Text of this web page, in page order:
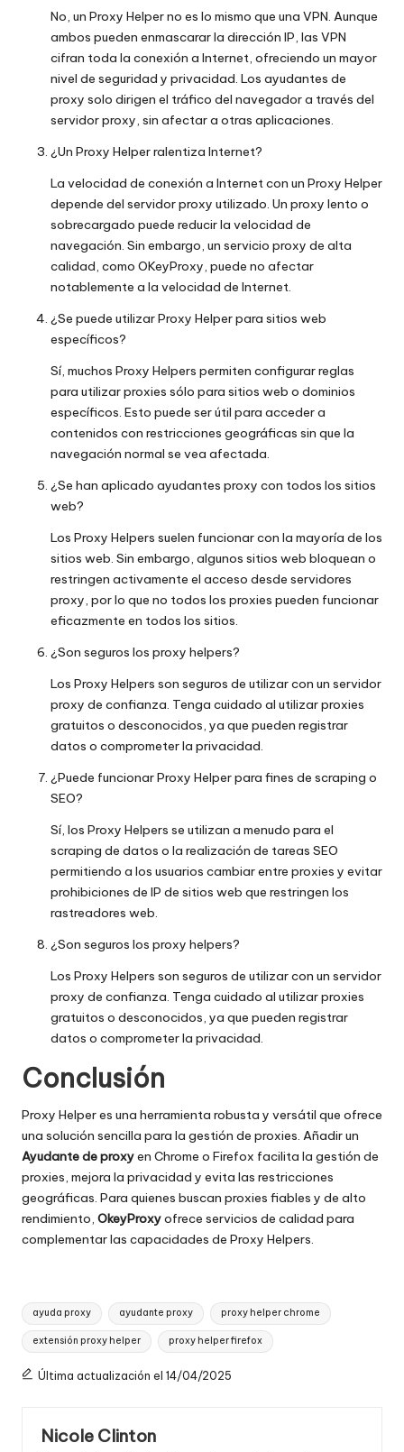
No, un Proxy Helper no es lo mismo que una VPN. Aunque
ambos pueden enmascarar la dirección IP, las VPN
cifran toda la conexión a Internet, ofreciendo un mayor
nivel de seguridad y privacidad. Los ayudantes de
proxy solo dirigen el tráfico del navegador a través del
servidor proxy, sin afectar a otras aplicaciones.
¿Un Proxy Helper ralentiza Internet?
La velocidad de conexión a Internet con un Proxy Helper
depende del servidor proxy utilizado. Un proxy lento o
sobrecargado puede reducir la velocidad de
navegación. Sin embargo, un servicio proxy de alta
calidad, como OKeyProxy, puede no afectar
notablemente a la velocidad de Internet.
¿Se puede utilizar Proxy Helper para sitios web
específicos?
Sí, muchos Proxy Helpers permiten configurar reglas
para utilizar proxies sólo para sitios web o dominios
específicos. Esto puede ser útil para acceder a
contenidos con restricciones geográficas sin que la
navegación normal se vea afectada.
¿Se han aplicado ayudantes proxy con todos los sitios
web?
Los Proxy Helpers suelen funcionar con la mayoría de los
sitios web. Sin embargo, algunos sitios web bloquean o
restringen activamente el acceso desde servidores
proxy, por lo que no todos los proxies pueden funcionar
eficazmente en todos los sitios.
¿Son seguros los proxy helpers?
Los Proxy Helpers son seguros de utilizar con un servidor
proxy de confianza. Tenga cuidado al utilizar proxies
gratuitos o desconocidos, ya que pueden registrar
datos o comprometer la privacidad.
¿Puede funcionar Proxy Helper para fines de scraping o
SEO?
Sí, los Proxy Helpers se utilizan a menudo para el
scraping de datos o la realización de tareas SEO
permitiendo a los usuarios cambiar entre proxies y evitar
prohibiciones de IP de sitios web que restringen los
rastreadores web.
¿Son seguros los proxy helpers?
Los Proxy Helpers son seguros de utilizar con un servidor
proxy de confianza. Tenga cuidado al utilizar proxies
gratuitos o desconocidos, ya que pueden registrar
datos o comprometer la privacidad.
Conclusión
Proxy Helper es una herramienta robusta y versátil que ofrece
una solución sencilla para la gestión de proxies. Añadir un
Ayudante de proxyen Chrome o Firefox facilita la gestión de
proxies, mejora la privacidad y evita las restricciones
geográficas. Para quienes buscan proxies fiables y de alto
rendimiento, OkeyProxyofrece servicios de calidad para
complementar las capacidades de Proxy Helpers.
Etiquetas:
ayuda proxy ayudante proxy proxy helper chrome
extensión proxy helper proxy helper firefox
Última actualización el 14/04/2025
Nicole Clinton